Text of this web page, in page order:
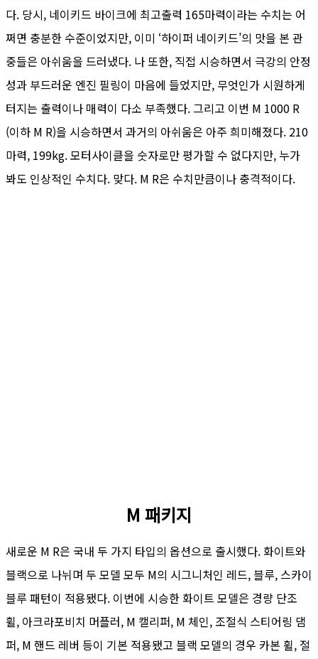
다. 당시, 네이키드 바이크에 최고출력 165마력이라는 수치는 어
쩌면 충분한 수준이었지만, 이미 ‘하이퍼 네이키드’의 맛을 본 관
중들은 아쉬움을 드러냈다. 나 또한, 직접 시승하면서 극강의 안정
성과 부드러운 엔진 필링이 마음에 들었지만, 무엇인가 시원하게
터지는 출력이나 매력이 다소 부족했다. 그리고 이번 M 1000 R
(이하 M R)을 시승하면서 과거의 아쉬움은 아주 희미해졌다. 210
마력, 199kg. 모터사이클을 숫자로만 평가할 수 없다지만, 누가
봐도 인상적인 수치다. 맞다. M R은 수치만큼이나 충격적이다.
M 패키지
새로운 M R은 국내 두 가지 타입의 옵션으로 출시했다. 화이트와
블랙으로 나뉘며 두 모델 모두 M의 시그니처인 레드, 블루, 스카이
블루 패턴이 적용됐다. 이번에 시승한 화이트 모델은 경량 단조
휠, 아크라포비치 머플러, M 캘리퍼, M 체인, 조절식 스티어링 댐
퍼, M 핸드 레버 등이 기본 적용됐고 블랙 모델의 경우 카본 휠, 절